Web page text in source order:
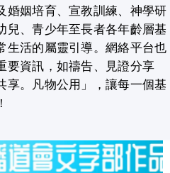
婚姻培育、宣教訓練、神學研
兒、青少年至長者各年齡層基
生活的屬靈引導。網絡平台也
要資訊，如禱告、見證分享
享。凡物公用」，讓每一個基